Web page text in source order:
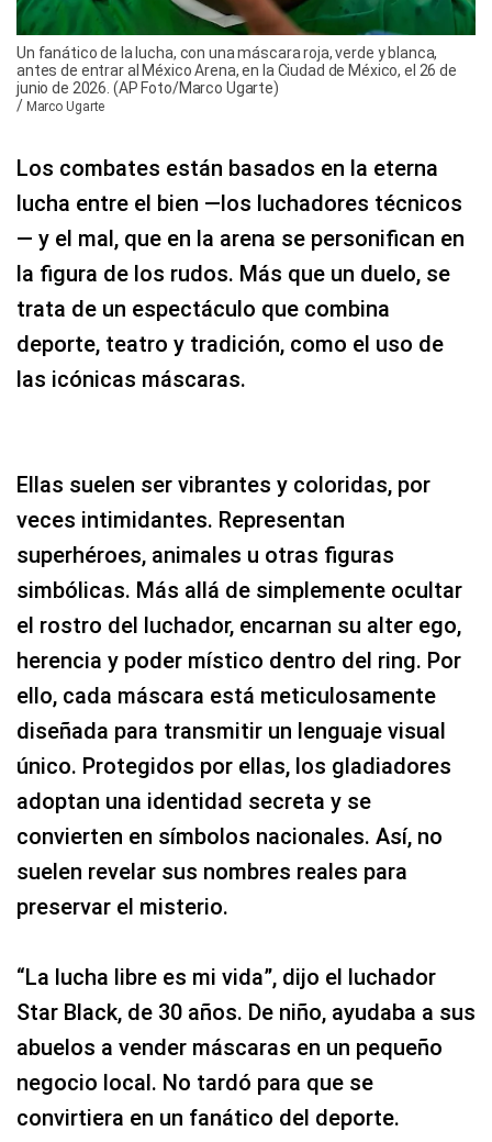
Un fanático de la lucha, con una máscara roja, verde y blanca,
antes de entrar al México Arena, en la Ciudad de México, el 26 de
junio de 2026. (AP Foto/Marco Ugarte)
/ Marco Ugarte
Los combates están basados en la eterna
lucha entre el bien —los luchadores técnicos
— y el mal, que en la arena se personifican en
la figura de los rudos. Más que un duelo, se
trata de un espectáculo que combina
deporte, teatro y tradición, como el uso de
las icónicas máscaras.
Ellas suelen ser vibrantes y coloridas, por
veces intimidantes. Representan
superhéroes, animales u otras figuras
simbólicas. Más allá de simplemente ocultar
el rostro del luchador, encarnan su alter ego,
herencia y poder místico dentro del ring. Por
ello, cada máscara está meticulosamente
diseñada para transmitir un lenguaje visual
único. Protegidos por ellas, los gladiadores
adoptan una identidad secreta y se
convierten en símbolos nacionales. Así, no
suelen revelar sus nombres reales para
preservar el misterio.
“La lucha libre es mi vida”, dijo el luchador
Star Black, de 30 años. De niño, ayudaba a sus
abuelos a vender máscaras en un pequeño
negocio local. No tardó para que se
convirtiera en un fanático del deporte.